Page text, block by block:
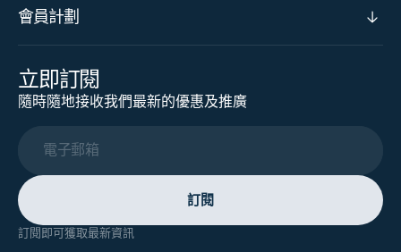
會員計劃
立即訂閱
隨時隨地接收我們最新的優惠及推廣
電子郵箱
訂閱
訂閱即可獲取最新資訊